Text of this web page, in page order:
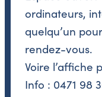
ordinateurs,
quelqu’un
rendez-vous.
Voire l’affiche
Info : 0471 98